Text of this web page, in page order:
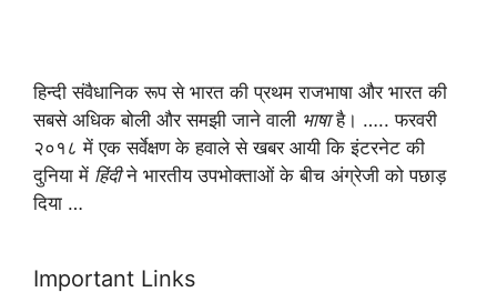
हिन्दी संवैधानिक रूप से भारत की प्रथम राजभाषा और भारत की
सबसे अधिक बोली और समझी जाने वाली भाषाहै। ….. फरवरी
२०१८ में एक सर्वेक्षण के हवाले से खबर आयी कि इंटरनेट की
दुनिया में हिंदीने भारतीय उपभोक्ताओं के बीच अंग्रेजी को पछाड़
दिया …
Important Links